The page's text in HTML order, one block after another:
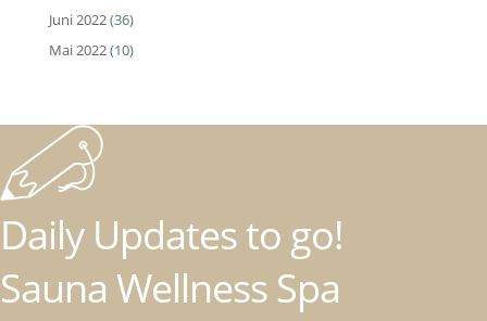
Juni 2022(36)
Mai 2022(10)
Daily Updates to go!
Sauna Wellness Spa